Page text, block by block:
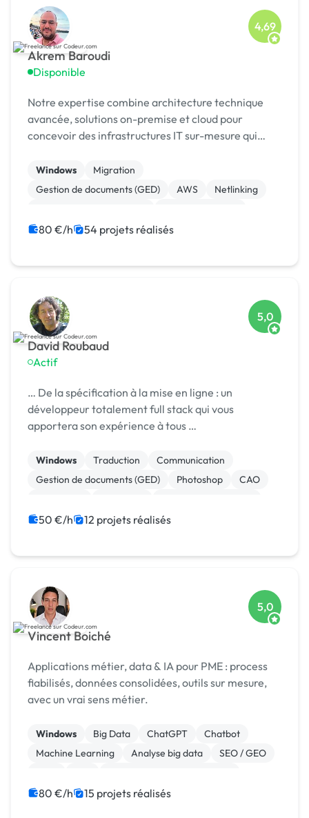
Akrem Baroudi
Disponible
4,69
Notre expertise combine architecture technique
avancée, solutions on-premise et cloud pour
concevoir des infrastructures IT sur-mesure qui
accompagnons les entrepri
Windows
Migration
Gestion de documents (GED)
AWS
Netlinking
Téléphonie et Télécom
Publicité
80 €/h 54 projets réalisés
David Roubaud
Actif
5,0
… De la spécification à la mise en ligne : un
développeur totalement full stack qui vous
apportera son expérience à tous …
Windows Traduction
Communication
Gestion de documents (GED)
Photoshop
CAO
Création de site internet
50 €/h 12 projets réalisés
Vincent Boiché
5,0
Applications métier, data & IA pour PME : process
fiabilisés, données consolidées, outils sur mesure,
avec un vrai sens métier.
Windows Big Data ChatGPT
Chatbot
Machine Learning
Analyse big data
SEO / GEO
80 €/h 15 projets réalisés